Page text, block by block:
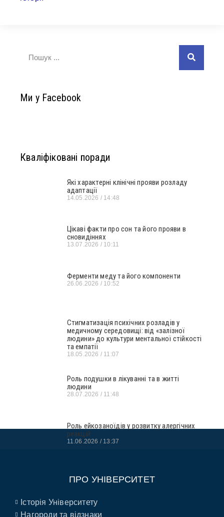
Ми у Facebook
Кваліфіковані поради
Які характерні клінічні прояви розладу
адаптації
14.05.2026 14:48
Цікаві факти про сон та його прояви в
сновидіннях
13.07.2026 10:11
Ферменти меду та його компоненти
26.06.2026 10:52
Стигматизація психічних розладів у
медичному середовищі: від «залізної
людини» до культури ментальної стійкості
та емпатії
18.05.2026 11:07
Роль подушки в лікуванні та в житті
людини
28.07.2026 11:48
Роль ейкозаноїдів у розвитку алергічних
реакцій
11.06.2026 13:37
ПРО УНІВЕРСИТЕТ
Історія Університету
Нагороди та відзнаки